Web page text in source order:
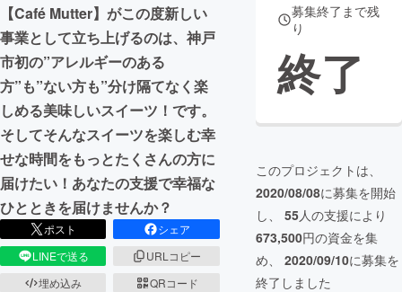
【Café Mutter】がこの度新しい
事業として立ち上げるのは、神戸
市初の”アレルギーのある
方”も”ない方も”分け隔てなく楽
しめる美味しいスイーツ！です。
そしてそんなスイーツを楽しむ幸
せな時間をもっとたくさんの方に
届けたい！あなたの支援で幸福な
ひとときを届けませんか？
ポスト
シェア
LINEで送る
URLコピー
埋め込み
QRコード
募集終了まで残
り
終了
このプロジェクトは、
2020/08/08に募集を開始
し、 55人の支援により
673,500円の資金を集
め、 2020/09/10に募集を
終了しました